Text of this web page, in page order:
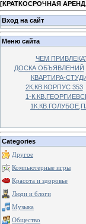
[КРАТКОСРОЧНАЯ
Вход на сайт
Меню сайта
ЧЕМ
ДОСКА ОБЪЯВЛЕНИЙ
КВАРТИРА-
2К.КВ.КОРПУС 353
1-
Categories
Другое
Компьютерные игры
Красота и здоровье
Люди и блоги
Музыка
Общество